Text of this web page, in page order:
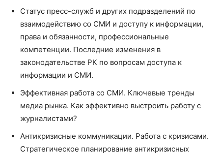
Cтатус пресс-служб и других подразделений по
взаимодействию со СМИ и доступу к информации,
права и обязанности, профессиональные
компетенции. Последние изменения в
законодательстве РК по вопросам доступа к
информации и СМИ.
Эффективная работа со СМИ. Ключевые тренды
медиа рынка. Как эффективно выстроить работу с
журналистами?
Антикризисные коммуникации. Работа с кризисами.
Стратегическое планирование антикризисных